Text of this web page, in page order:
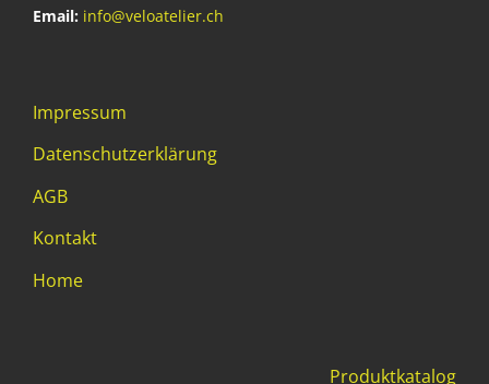
Email: info@veloatelier.ch
Impressum
Datenschutzerklärung
AGB
Kontakt
Home
Produktkatalog